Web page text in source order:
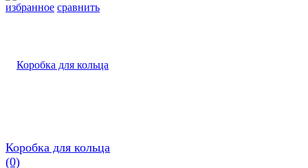
избранное сравнить
Коробка для кольца
(0)